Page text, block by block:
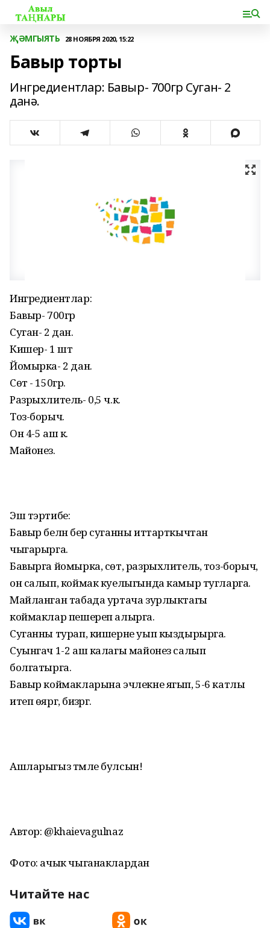
ҖӘМГЫЯТЬ 28 НОЯБРЯ 2020, 15:22
Бавыр торты
Ингредиентлар: Бавыр- 700гр Суган- 2
данә.
Ингредиентлар:
Бавыр- 700гр
Суган- 2 данә.
Кишер- 1 шт
Йомырка- 2 данә.
Сөт - 150гр.
Разрыхлитель- 0,5 ч.к.
Тоз-борыч.
Он 4-5 аш к.
Майонез.
Эш тэртибе:
Бавыр белән бер суганны иттарткычтан
чыгарырга.
Бавырга йомырка, сөт, разрыхлитель, тоз-борыч,
он салып, коймак куелыгында камыр тугларга.
Майланган табада уртача зурлыктагы
коймаклар пешереп алырга.
Суганны турап, кишерне уып кыздырырга.
Суынгач 1-2 аш калагы майонез салып
болгатырга.
Бавыр коймакларына эчлекне ягып, 5-6 катлы
итеп өяргә, бизәргә.
Ашларыгыз тәмле булсын!
Автор: @khaievagulnaz
Фото: ачык чыганаклардан
Читайте нас